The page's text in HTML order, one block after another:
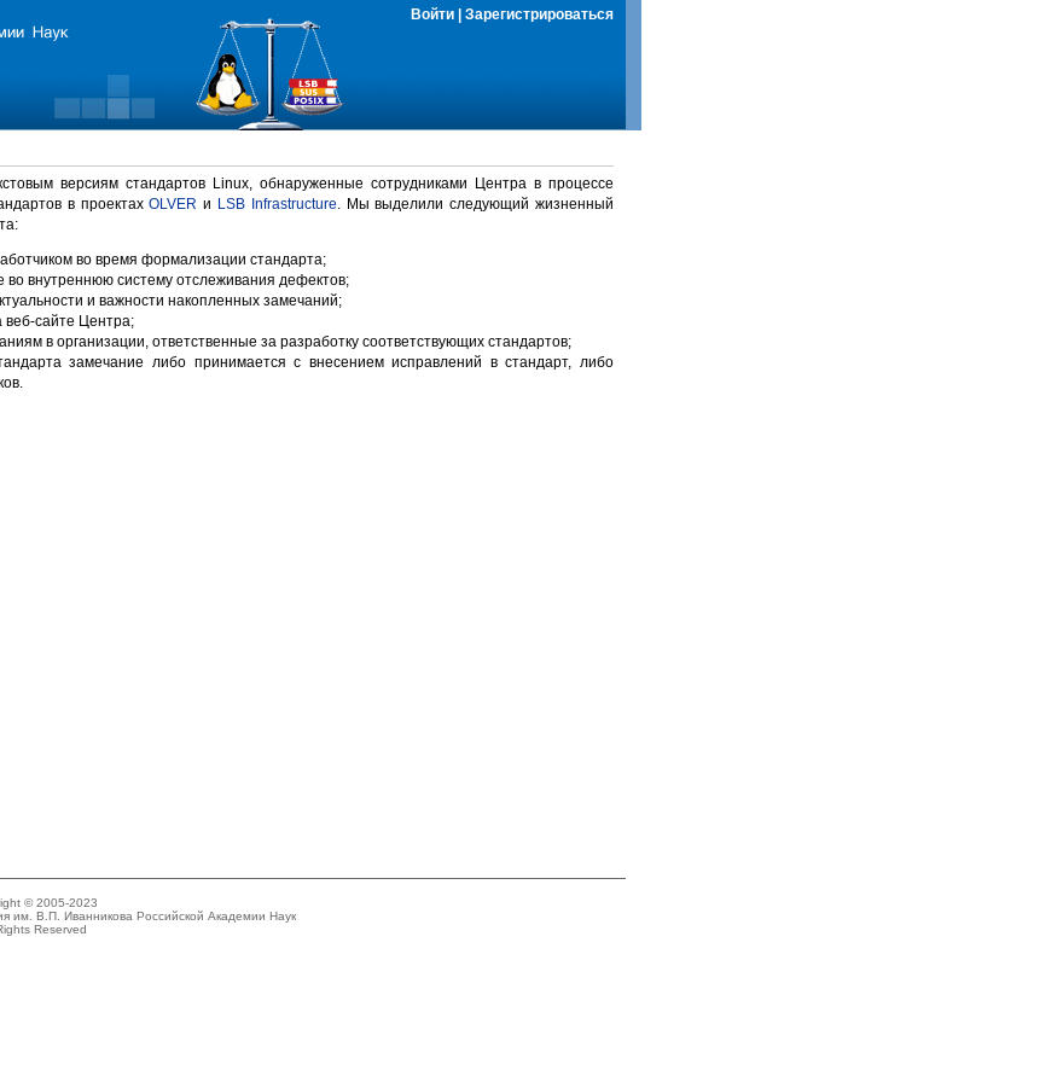
Войти Зарегистрироваться
версиям стандартов Linux, обнаруженные сотрудниками Центра в процессе
в проектахOLVER и LSB Infrastructure. Мы выделили следующий жизненный
во время формализации стандарта;
внутреннюю систему отслеживания дефектов;
и важности накопленных замечаний;
веб-сайте Центра;
в организации, ответственные за разработку соответствующих стандартов;
замечание либо принимается с внесением исправлений в стандарт, либо
© 2005-2023
им. В.П. Иванникова Российской Академии Наук
Reserved